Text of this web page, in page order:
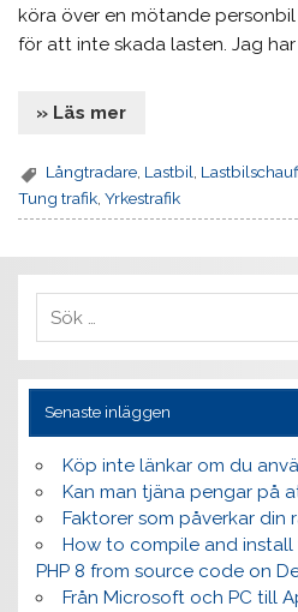
köra över en mötande
för att inte skada lasten. Jag har
» Läs mer
Långtradare Lastbil
Tung trafik ,Yrkestrafik
Senaste inläggen
Köp inte länkar om du
Kan man tjäna pengar på
Faktorer som påverkar din
How to compile and
PHP 8 from source code on
Från Microsoft och PC till